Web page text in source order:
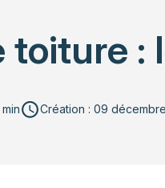
toiture
Création : 09